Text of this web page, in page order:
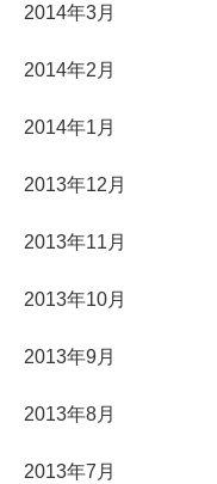
2014年3月
2014年2月
2014年1月
2013年12月
2013年11月
2013年10月
2013年9月
2013年8月
2013年7月